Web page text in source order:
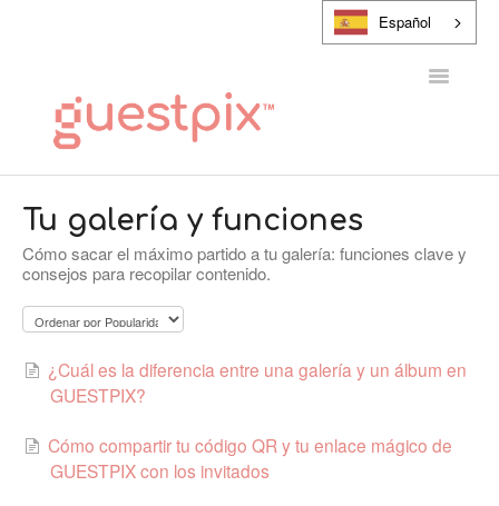
Español
Alternar
PONTE EN CONTACTO CON
Tu galería y funciones
Cómo sacar el máximo partido a tu galería: funciones clave y
consejos para recopilar contenido.
¿Cuál es la diferencia entre una galería y un álbum en
GUESTPIX?
Cómo compartir tu código QR y tu enlace mágico de
GUESTPIX con los invitados